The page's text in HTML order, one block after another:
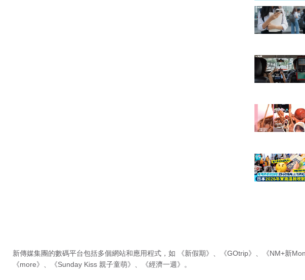
新傳媒集團的數碼平台包括多個網站和應用程式，如 《新假期》 《GOtrip》 《NM+新
《more》
《Sunday Kiss 親子童萌》 《經濟一週》 。